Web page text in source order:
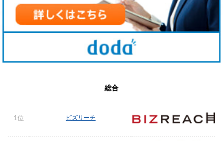
総合
1位 ビズリーチ